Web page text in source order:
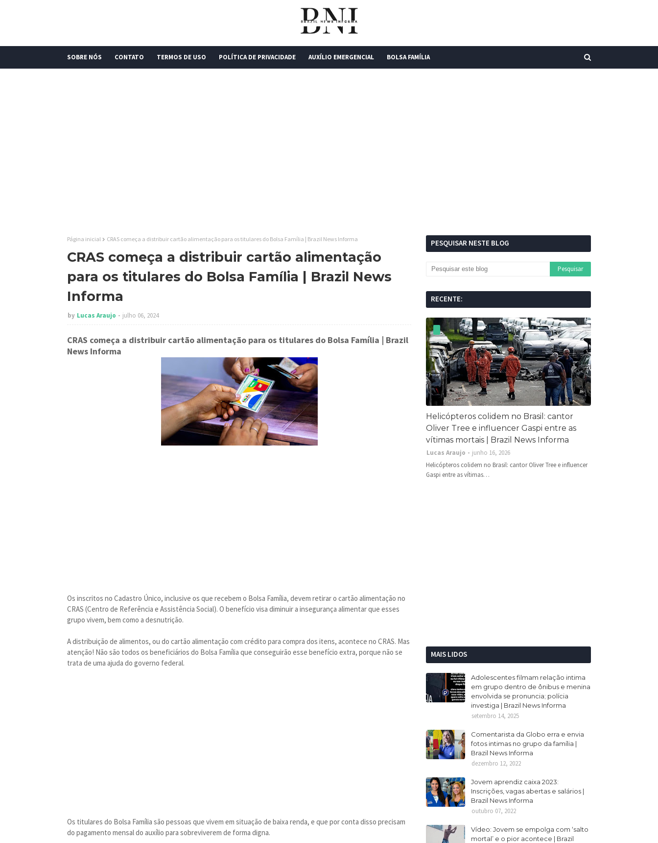
SOBRE NÓS CONTATO TERMOS DE USO POLÍTICA DE PRIVACIDADE AUXÍLIO EMERGENCIAL BOLSA FAMÍLIA
Página inicial CRAS começa a distribuir cartão alimentação para os titulares do Bolsa Família | Brazil News Informa
CRAS começa a distribuir cartão alimentação
para os titulares do Bolsa Família | Brazil News
Informa
by Lucas Araujo julho 06, 2024
CRAS começa a distribuir cartão alimentação para os titulares do Bolsa Família | Brazil
News Informa
Os inscritos no Cadastro Único, inclusive os que recebem o Bolsa Família, devem retirar o cartão alimentação no
CRAS (Centro de Referência e Assistência Social). O benefício visa diminuir a insegurança alimentar que esses
grupo vivem, bem como a desnutrição.
A distribuição de alimentos, ou do cartão alimentação com crédito para compra dos itens, acontece no CRAS. Mas
atenção! Não são todos os beneficiários do Bolsa Família que conseguirão esse benefício extra, porque não se
trata de uma ajuda do governo federal.
Os titulares do Bolsa Família são pessoas que vivem em situação de baixa renda, e que por conta disso precisam
do pagamento mensal do auxílio para sobreviverem de forma digna.
PESQUISAR NESTE BLOG
RECENTE:
Helicópteros colidem no Brasil: cantor
Oliver Tree e influencer Gaspi entre as
vítimas mortais | Brazil News Informa
Lucas Araujo
junho 16, 2026
Helicópteros colidem no Brasil: cantor Oliver Tree e influencer
Gaspi entre as vítimas…
MAIS LIDOS
Adolescentes filmam relação intima
em grupo dentro de ônibus e menina
envolvida se pronuncia; polícia
investiga | Brazil News Informa
setembro 14, 2025
Comentarista da Globo erra e envia
fotos intimas no grupo da família |
Brazil News Informa
dezembro 12, 2022
Jovem aprendiz caixa 2023:
Inscrições, vagas abertas e salários |
Brazil News Informa
outubro 07, 2022
Vídeo: Jovem se empolga com ‘salto
mortal’ e o pior acontece | Brazil